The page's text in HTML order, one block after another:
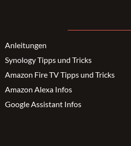
Anleitungen
Synology Tipps und Tricks
Amazon Fire TV Tipps und Tricks
Amazon Alexa Infos
Google Assistant Infos